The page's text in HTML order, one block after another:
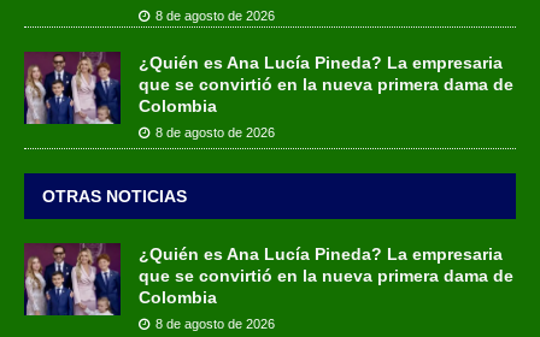
8 de agosto de 2026
¿Quién es Ana Lucía Pineda? La empresaria
que se convirtió en la nueva primera dama de
Colombia
8 de agosto de 2026
OTRAS NOTICIAS
¿Quién es Ana Lucía Pineda? La empresaria
que se convirtió en la nueva primera dama de
Colombia
8 de agosto de 2026